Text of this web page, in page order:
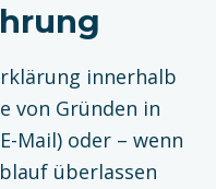
innerhalb
von Gründen in
Mail) oder – wenn
überlassen